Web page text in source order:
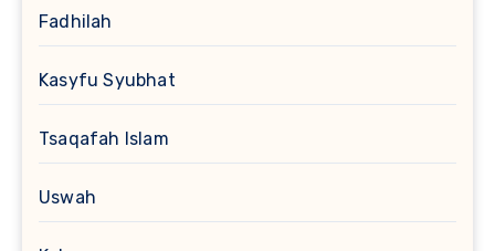
Fadhilah
Kasyfu Syubhat
Tsaqafah Islam
Uswah